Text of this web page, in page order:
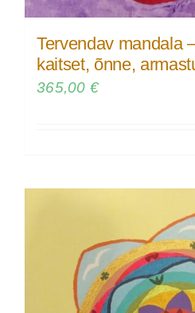
Tervendav mandala
kaitset, õnne,
365,00 €